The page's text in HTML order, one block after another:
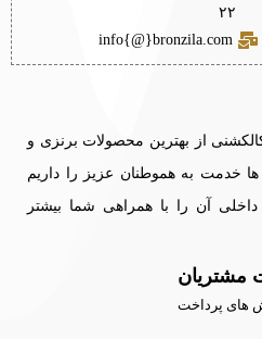
۲۲
info{@}bronzila.com
از بهترین محصولات برنزی و
ها خدمت به هموطنان عزیز را داریم
داخلی آن را با همراهی شما بیشتر
مشتریان
های پرداخت